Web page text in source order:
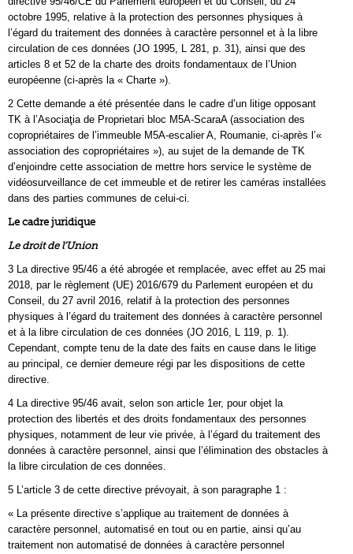
octobre 1995, relative à la protection des personnes physiques à
l’égard du traitement des données à caractère personnel et à la libre
circulation de ces données (JO 1995, L 281, p. 31), ainsi que des
articles 8 et 52 de la charte des droits fondamentaux de l’Union
européenne (ci-après la « Charte »).
2 Cette demande a été présentée dans le cadre d’un litige opposant
TK à l’Asociaţia de Proprietari bloc M5A-ScaraA (association des
copropriétaires de l’immeuble M5A-escalier A, Roumanie, ci-après l’«
association des copropriétaires »), au sujet de la demande de TK
d’enjoindre cette association de mettre hors service le système de
vidéosurveillance de cet immeuble et de retirer les caméras installées
dans des parties communes de celui-ci.
Le cadre juridique
Le droit de l’Union
3 La directive 95/46 a été abrogée et remplacée, avec effet au 25 mai
2018, par le règlement (UE) 2016/679 du Parlement européen et du
Conseil, du 27 avril 2016, relatif à la protection des personnes
physiques à l’égard du traitement des données à caractère personnel
et à la libre circulation de ces données (JO 2016, L 119, p. 1).
Cependant, compte tenu de la date des faits en cause dans le litige
au principal, ce dernier demeure régi par les dispositions de cette
directive.
4 La directive 95/46 avait, selon son article 1er, pour objet la
protection des libertés et des droits fondamentaux des personnes
physiques, notamment de leur vie privée, à l’égard du traitement des
données à caractère personnel, ainsi que l’élimination des obstacles à
la libre circulation de ces données.
5 L’article 3 de cette directive prévoyait, à son paragraphe 1 :
« La présente directive s’applique au traitement de données à
caractère personnel, automatisé en tout ou en partie, ainsi qu’au
traitement non automatisé de données à caractère personnel